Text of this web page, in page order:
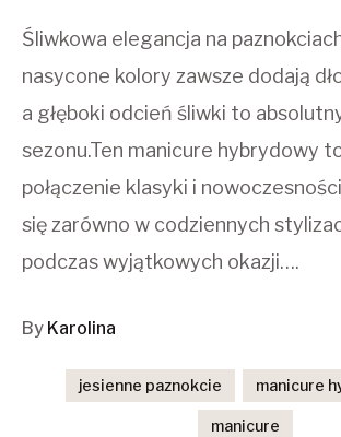
Śliwkowa elegancja na
nasycone kolory zawsze dodają
a głęboki odcień śliwki to
sezonu.Ten manicure hybrydowy
połączenie klasyki i
się zarówno w codziennych
podczas wyjątkowych okazji….
By Karolina
jesienne paznokcie manicure
manicure